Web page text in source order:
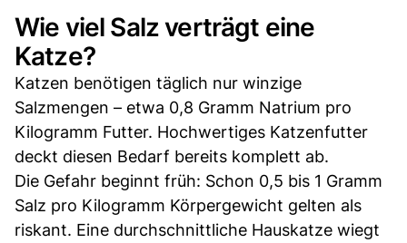
Wie viel Salz verträgt eine
Katze?
Katzen benötigen täglich nur winzige
Salzmengen – etwa 0,8 Gramm Natrium pro
Kilogramm Futter. Hochwertiges Katzenfutter
deckt diesen Bedarf bereits komplett ab.
Die Gefahr beginnt früh: Schon 0,5 bis 1 Gramm
Salz pro Kilogramm Körpergewicht gelten als
riskant. Eine durchschnittliche Hauskatze wiegt